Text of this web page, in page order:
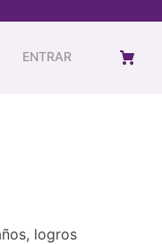
ENTRAR
logros